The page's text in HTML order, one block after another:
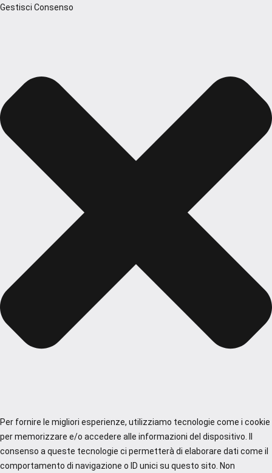
Gestisci Consenso
Per fornire le migliori esperienze, utilizziamo tecnologie come i cookie
per memorizzare e/o accedere alle informazioni del dispositivo. Il
consenso a queste tecnologie ci permetterà di elaborare dati come il
comportamento di navigazione o ID unici su questo sito. Non